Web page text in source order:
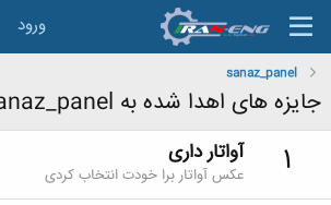
ورود
sanaz_panel
جایزه های اهدا شده به sanaz_panel
1 آواتار داری
عکس آواتار برا خودت انتخاب کردی